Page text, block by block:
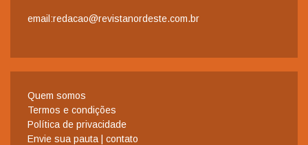
email:redacao@revistanordeste.com.br
Quem somos
Termos e condições
Política de privacidade
Envie sua pauta | contato